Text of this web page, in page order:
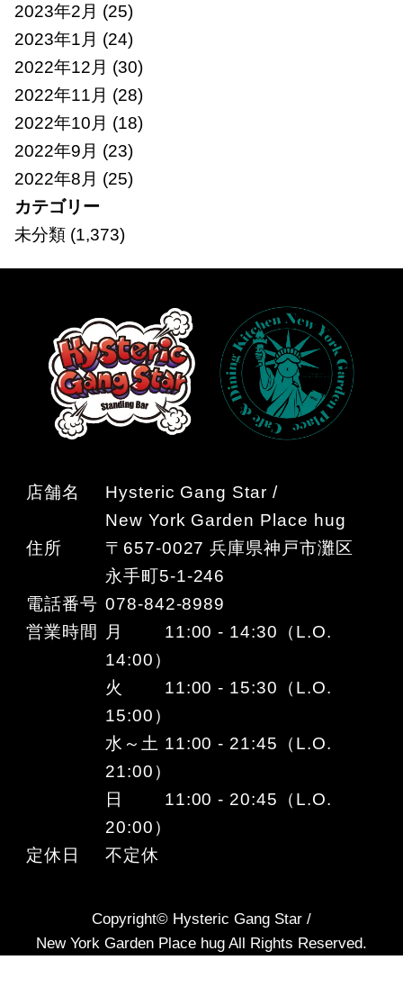
2023年2月 (25)
2023年1月 (24)
2022年12月 (30)
2022年11月 (28)
2022年10月 (18)
2022年9月 (23)
2022年8月 (25)
カテゴリー
未分類(1,373)
店舗名
Hysteric Gang Star /
New York Garden Place hug
住所
〒657-0027 兵庫県神戸市灘区
永手町5-1-246
電話番号 078-842-8989
営業時間
月 11:00 - 14:30（L.O.
14:00）
火 11:00 - 15:30（L.O.
15:00）
水～土 11:00 - 21:45（L.O.
21:00）
日 11:00 - 20:45（L.O.
20:00）
定休日
不定休
Copyright© Hysteric Gang Star /
New York Garden Place hug All Rights Reserved.